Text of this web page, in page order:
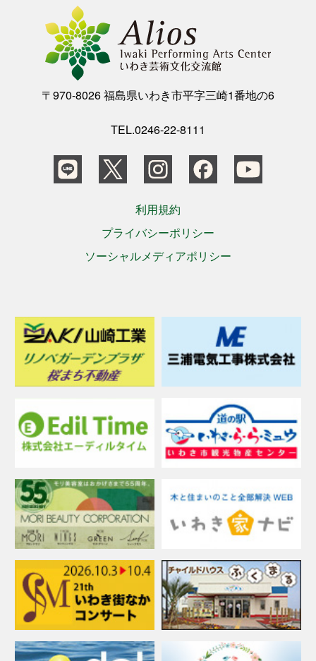
〒970-8026 福島県いわき市平字三崎1番地の6
TEL.0246-22-8111
利用規約
プライバシーポリシー
ソーシャルメディアポリシー